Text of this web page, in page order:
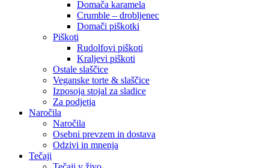
Domača karamela
Crumble – drobljenec
Domači piškotki
Piškoti
Rudolfovi piškoti
Kraljevi piškoti
Ostale slaščice
Veganske torte & slaščice
Izposoja stojal za sladice
Za podjetja
Naročila
Naročila
Osebni prevzem in dostava
Odzivi in mnenja
Tečaji